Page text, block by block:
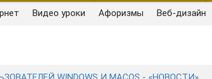
Видео уроки Афоризмы Веб-дизайн